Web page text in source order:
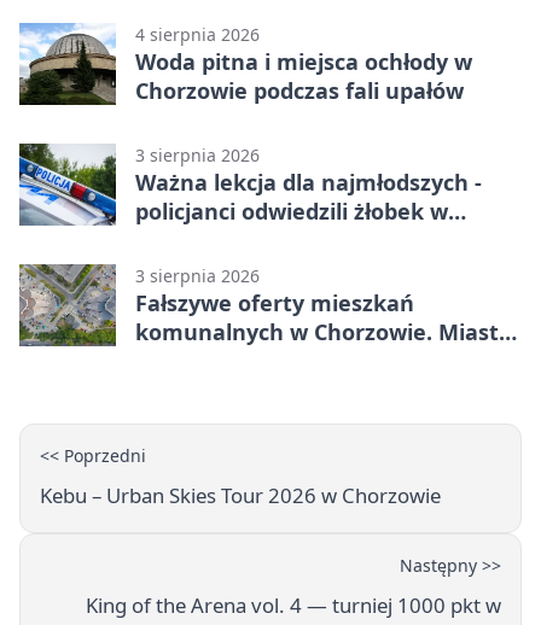
4 sierpnia 2026
Woda pitna i miejsca ochłody w
Chorzowie podczas fali upałów
3 sierpnia 2026
Ważna lekcja dla najmłodszych -
policjanci odwiedzili żłobek w
3 sierpnia 2026
Fałszywe oferty mieszkań
komunalnych w Chorzowie. Miasto
<< Poprzedni
Kebu – Urban Skies Tour 2026 w Chorzowie
Następny >>
King of the Arena vol. 4 — turniej 1000 pkt w